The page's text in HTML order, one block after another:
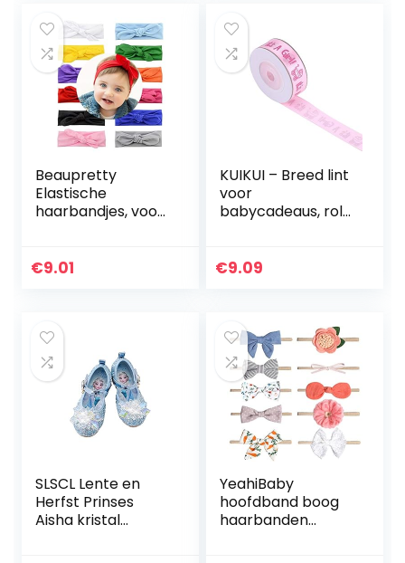
Beaupretty
Elastische
haarbandjes, voor
oranje + roze +
€9.01
KUIKUI – Breed lint
voor
babycadeaus, rol
inpakken van
€9.09
SLSCL Lente en
Herfst Prinses
Aisha kristal
YeahiBaby
hoofdband boog
haarbanden